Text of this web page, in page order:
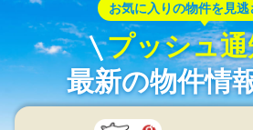
お気に入りの物件を見逃
プッシュ
最新の物件情